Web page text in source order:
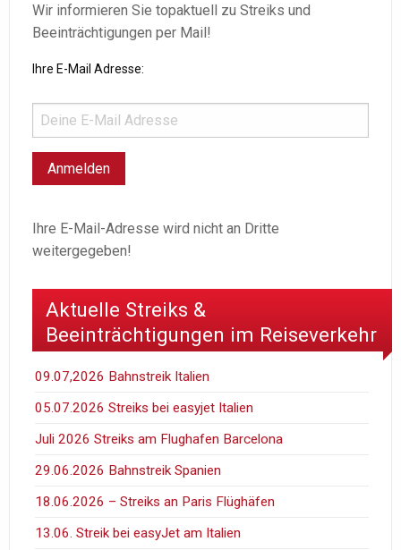
Wir informieren Sie topaktuell zu Streiks und
Beeinträchtigungen per Mail!
Ihre E-Mail Adresse:
Ihre E-Mail-Adresse wird nicht an Dritte
weitergegeben!
Aktuelle Streiks &
Beeinträchtigungen im Reiseverkehr
09.07,2026 Bahnstreik Italien
05.07.2026 Streiks bei easyjet Italien
Juli 2026 Streiks am Flughafen Barcelona
29.06.2026 Bahnstreik Spanien
18.06.2026 – Streiks an Paris Flüghäfen
13.06. Streik bei easyJet am Italien